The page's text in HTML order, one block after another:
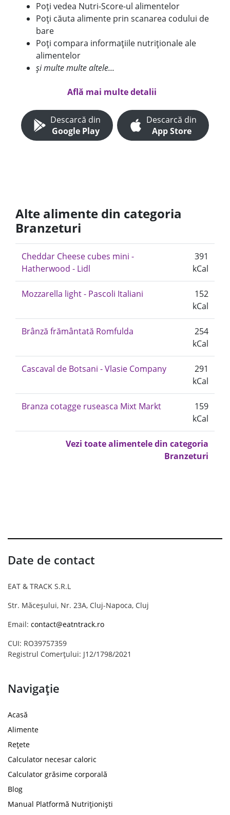
Poți vedea Nutri-Score-ul alimentelor
Poți căuta alimente prin scanarea codului de
bare
Poți compara informațiile nutriționale ale
alimentelor
și multe multe altele...
Află mai multe detalii
Descarcă din
Google Play
Descarcă din
App Store
Alte alimente din categoria
Branzeturi
Cheddar Cheese cubes mini -
Hatherwood - Lidl
391
kCal
Mozzarella light - Pascoli Italiani
152
kCal
Brânză frământată Romfulda
254
kCal
Cascaval de Botsani - Vlasie Company
291
kCal
Branza cotagge ruseasca Mixt Markt
159
kCal
Vezi toate alimentele din categoria
Branzeturi
Date de contact
EAT & TRACK S.R.L
Str. Măceșului, Nr. 23A, Cluj-Napoca, Cluj
Email: contact@eatntrack.ro
CUI: RO39757359
Registrul Comerțului: J12/1798/2021
Navigație
Acasă
Alimente
Rețete
Calculator necesar caloric
Calculator grăsime corporală
Blog
Manual Platformă Nutriționiști